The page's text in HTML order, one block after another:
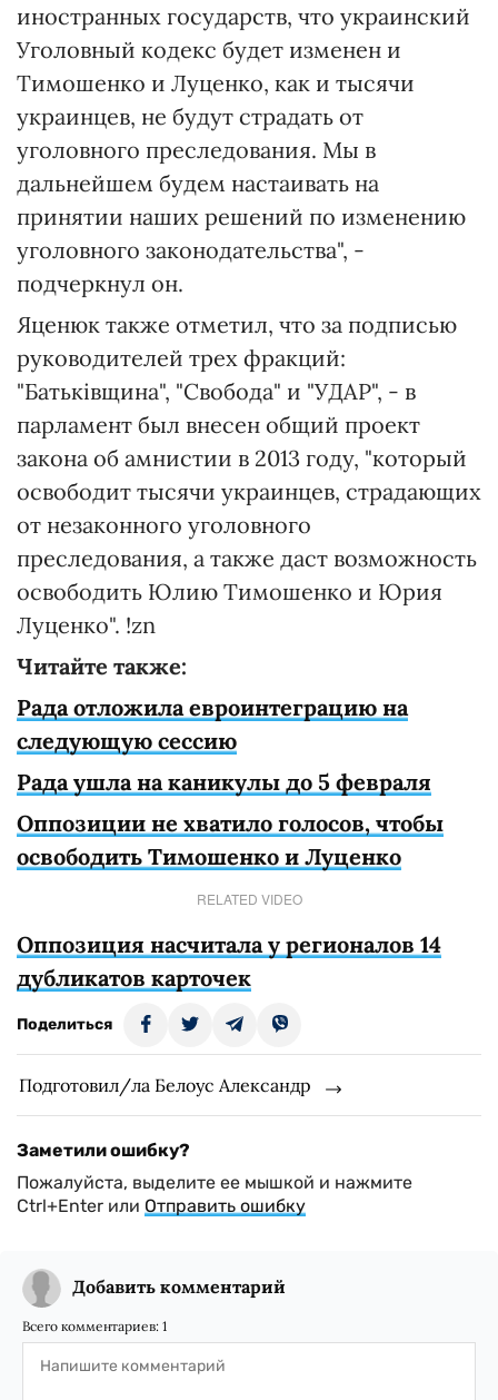
иностранных государств, что украинский
Уголовный кодекс будет изменен и
Тимошенко и Луценко, как и тысячи
украинцев, не будут страдать от
уголовного преследования. Мы в
дальнейшем будем настаивать на
принятии наших решений по изменению
уголовного законодательства", -
подчеркнул он.
Яценюк также отметил, что за подписью
руководителей трех фракций:
"Батьківщина", "Свобода" и "УДАР", - в
парламент был внесен общий проект
закона об амнистии в 2013 году, "который
освободит тысячи украинцев, страдающих
от незаконного уголовного
преследования, а также даст возможность
освободить Юлию Тимошенко и Юрия
Луценко". !zn
Читайте также:
Рада отложила евроинтеграцию на
следующую сессию
Рада ушла на каникулы до 5 февраля
Оппозиции не хватило голосов, чтобы
освободить Тимошенко и Луценко
RELATED VIDEO
Оппозиция насчитала у регионалов 14
дубликатов карточек
Поделиться
Подготовил/ла Белоус Александр
Заметили ошибку?
Пожалуйста, выделите ее мышкой и нажмите
Ctrl+Enter или Отправить ошибку
Добавить комментарий
Всего комментариев: 1